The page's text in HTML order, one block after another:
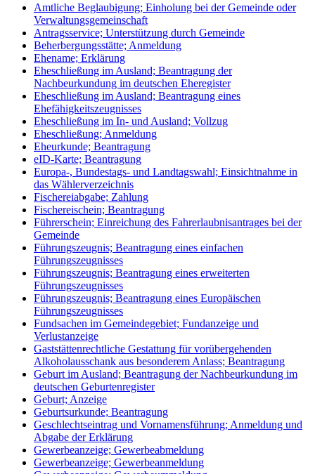
Amtliche Beglaubigung; Einholung bei der Gemeinde oder
Verwaltungsgemeinschaft
Antragsservice; Unterstützung durch Gemeinde
Beherbergungsstätte; Anmeldung
Ehename; Erklärung
Eheschließung im Ausland; Beantragung der
Nachbeurkundung im deutschen Eheregister
Eheschließung im Ausland; Beantragung eines
Ehefähigkeitszeugnisses
Eheschließung im In- und Ausland; Vollzug
Eheschließung; Anmeldung
Eheurkunde; Beantragung
eID-Karte; Beantragung
Europa-, Bundestags- und Landtagswahl; Einsichtnahme in
das Wählerverzeichnis
Fischereiabgabe; Zahlung
Fischereischein; Beantragung
Führerschein; Einreichung des Fahrerlaubnisantrages bei der
Gemeinde
Führungszeugnis; Beantragung eines einfachen
Führungszeugnisses
Führungszeugnis; Beantragung eines erweiterten
Führungszeugnisses
Führungszeugnis; Beantragung eines Europäischen
Führungszeugnisses
Fundsachen im Gemeindegebiet; Fundanzeige und
Verlustanzeige
Gaststättenrechtliche Gestattung für vorübergehenden
Alkoholausschank aus besonderem Anlass; Beantragung
Geburt im Ausland; Beantragung der Nachbeurkundung im
deutschen Geburtenregister
Geburt; Anzeige
Geburtsurkunde; Beantragung
Geschlechtseintrag und Vornamensführung; Anmeldung und
Abgabe der Erklärung
Gewerbeanzeige; Gewerbeabmeldung
Gewerbeanzeige; Gewerbeanmeldung